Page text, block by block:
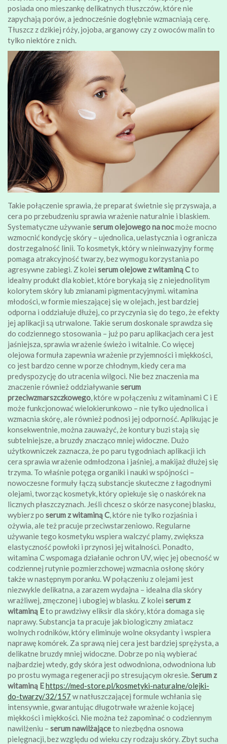
posiada ono mieszankę delikatnych tłuszczów, które nie
zapychają porów, a jednocześnie dogłębnie wzmacniają cerę.
Tłuszcz z dzikiej róży, jojoba, arganowy czy z owoców malin to
tylko niektóre z nich.
Takie połączenie sprawia, że preparat świetnie się przyswaja, a
cera po przebudzeniu sprawia wrażenie naturalnie i blaskiem.
Systematyczne używanieserum olejowego na nocmoże mocno
wzmocnić kondycję skóry – ujednolica, uelastycznia i ogranicza
dostrzegalność linii. To kosmetyk, który w nieinwazyjny formę
pomaga atrakcyjność twarzy, bez wymogu korzystania po
agresywne zabiegi. Z kolei serum olejowe z witaminą Cto
idealny produkt dla kobiet, które borykają się z niejednolitym
kolorytem skóry lub zmianami pigmentacyjnymi. witamina
młodości, w formie mieszającej się w olejach, jest bardziej
odporna i oddziałuje dłużej, co przyczynia się do tego, że efekty
jej aplikacji są utrwalone. Takie serum doskonale sprawdza się
do codziennego stosowania – już po paru aplikacjach cera jest
jaśniejsza, sprawia wrażenie świeżo i witalnie. Co więcej
olejowa formuła zapewnia wrażenie przyjemności i miękkości,
co jest bardzo cenne w porze chłodnym, kiedy cera ma
predyspozycję do utracenia wilgoci. Nie bez znaczenia ma
znaczenie również oddziaływanieserum
przeciwzmarszczkowego, które w połączeniu z witaminami C i E
może funkcjonować wielokierunkowo – nie tylko ujednolica i
wzmacnia skórę, ale również podnosi jej odporność. Aplikując je
konsekwentnie, można zauważyć, że kontury buzi stają się
subtelniejsze, a bruzdy znacząco mniej widoczne. Dużo
użytkowniczek zaznacza, że po paru tygodniach aplikacji ich
cera sprawia wrażenie odmłodzona i jaśniej, a makijaż dłużej się
trzyma. To właśnie potęga organiki i nauki w spójności –
nowoczesne formuły łączą substancje skuteczne z łagodnymi
olejami, tworząc kosmetyk, który opiekuje się o naskórek na
licznych płaszczyznach. Jeśli chcesz o skórze nasyconej blasku,
wybierz po serum z witaminą C, które nie tylko rozjaśnia i
ożywia, ale też pracuje przeciwstarzeniowo. Regularne
używanie tego kosmetyku wspiera walczyć plamy, zwiększa
elastyczność powłoki i przynosi jej witalności. Ponadto,
witamina C wspomaga działanie ochron UV, więc jej obecność w
codziennej rutynie pozmierzchowej wzmacnia osłonę skóry
także w następnym poranku. W połączeniu z olejami jest
niezwykle delikatna, a zarazem wydajna – idealna dla skóry
wrażliwej, zmęczonej i ubogiej w blasku. Z kolei serum z
witaminą Eto prawdziwy eliksir dla skóry, która domaga się
naprawy. Substancja ta pracuje jak biologiczny zmiatacz
wolnych rodników, który eliminuje wolne oksydanty i wspiera
naprawę komórek. Za sprawą niej cera jest bardziej sprężysta, a
delikatne bruzdy mniej widoczne. Dobrze po nią wybierać
najbardziej wtedy, gdy skóra jest odwodniona, odwodniona lub
po prostu wymaga regeneracji po stresującym okresie.Serum z
witaminą Ehttps://med-store.pl/kosmetyki-naturalne/olejki-
do-twarzy/32/157 w natłuszczającej formule wchłania się
intensywnie, gwarantując długotrwałe wrażenie kojącej
miękkości i miękkości. Nie można też zapominać o codziennym
nawilżeniu – serum nawilżająceto niezbędna osnowa
pielęgnacji, bez względu od wieku czy rodzaju skóry. Zbyt sucha